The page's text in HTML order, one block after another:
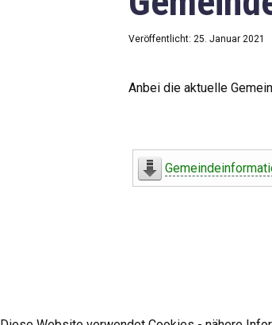
Veröffentlicht: 25. Januar 2021
Anbei die aktuelle